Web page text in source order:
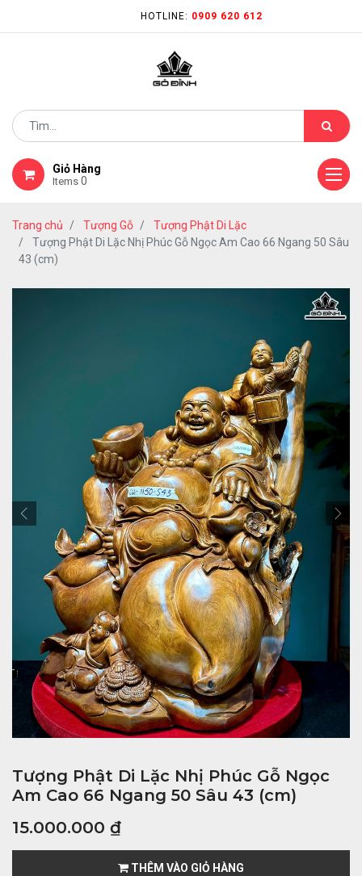
HOTLINE: 0909 620 612
Giỏ Hàng
Items 0
Trang chủ Tượng Gỗ
Tượng Phật Di Lặc
Tượng Phật Di Lặc Nhị Phúc Gỗ Ngọc Am Cao 66 Ngang 50 Sâu
43 (cm)
Tượng Phật Di Lặc Nhị Phúc Gỗ Ngọc
Am Cao 66 Ngang 50 Sâu 43 (cm)
15.000.000 ₫
THÊM VÀO GIỎ HÀNG